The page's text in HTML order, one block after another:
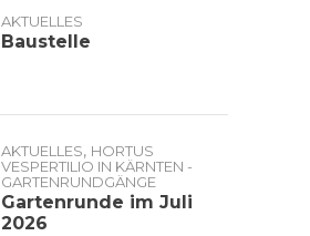
AKTUELLES
Baustelle
AKTUELLES, HORTUS
VESPERTILIO IN KÄRNTEN -
GARTENRUNDGÄNGE
Gartenrunde im Juli
2026